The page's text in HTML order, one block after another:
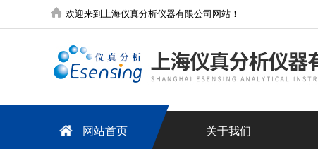
欢迎来到上海仪真分析仪器有限公司网站！
网站首页 关于我们